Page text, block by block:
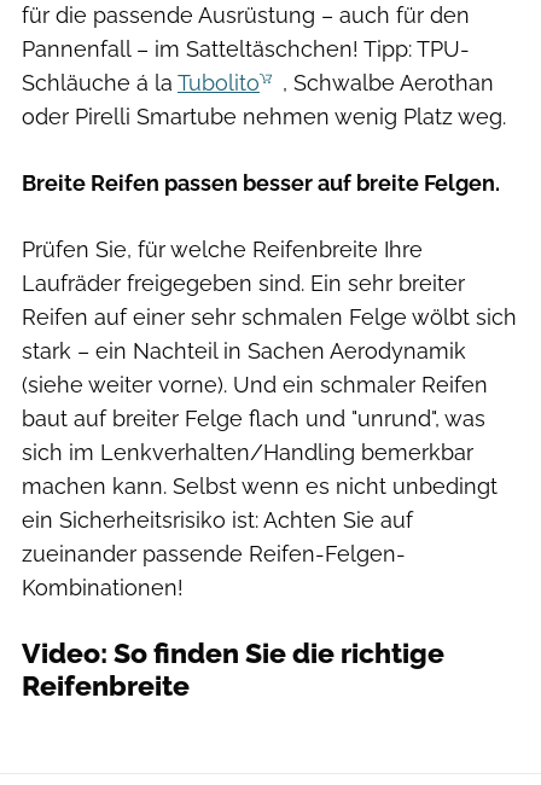
für die passende Ausrüstung – auch für den
Pannenfall – im Satteltäschchen! Tipp: TPU-
Schläuche á la Tubolito
, Schwalbe Aerothan
oder Pirelli Smartube nehmen wenig Platz weg.
Breite Reifen passen besser auf breite Felgen.
Prüfen Sie, für welche Reifenbreite Ihre
Laufräder freigegeben sind. Ein sehr breiter
Reifen auf einer sehr schmalen Felge wölbt sich
stark – ein Nachteil in Sachen Aerodynamik
(siehe weiter vorne). Und ein schmaler Reifen
baut auf breiter Felge flach und "unrund", was
sich im Lenkverhalten/Handling bemerkbar
machen kann. Selbst wenn es nicht unbedingt
ein Sicherheitsrisiko ist: Achten Sie auf
zueinander passende Reifen-Felgen-
Kombinationen!
Video: So finden Sie die richtige
Reifenbreite